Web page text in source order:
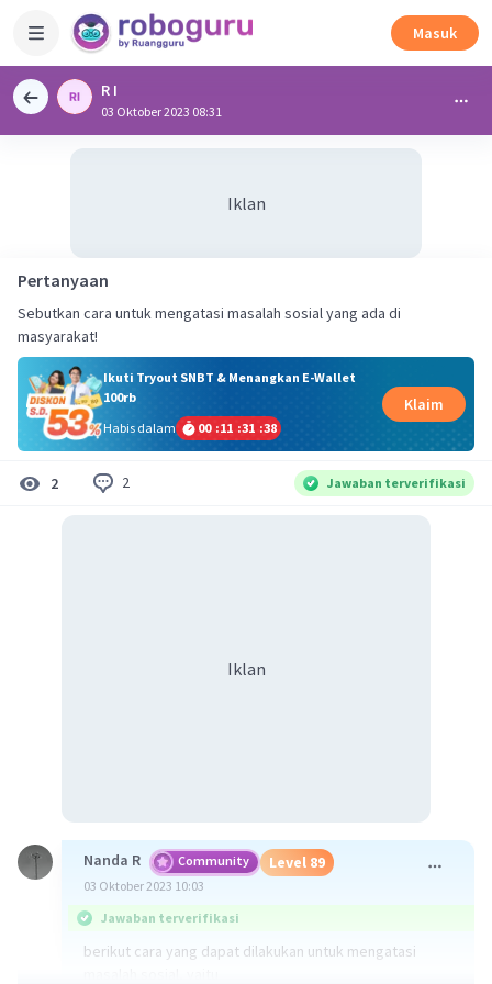
Masuk
R I
03 Oktober 2023 08:31
Iklan
Pertanyaan
Sebutkan cara untuk mengatasi masalah sosial yang ada di
masyarakat!
Ikuti Tryout SNBT & Menangkan E-Wallet
100rb
Habis dalam
00 :11 :31 :38
Klaim
2 2 Jawaban terverifikasi
Iklan
Nanda R Community Level 89
03 Oktober 2023 10:03
Jawaban terverifikasi
berikut cara yang dapat dilakukan untuk mengatasi